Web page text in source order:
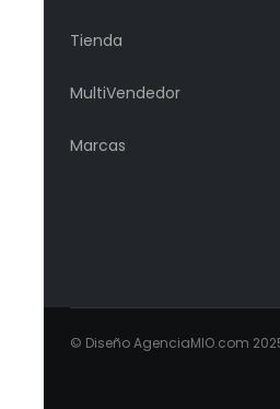
Tienda
MultiVendedor
Marcas
© Diseño AgenciaMIO.com